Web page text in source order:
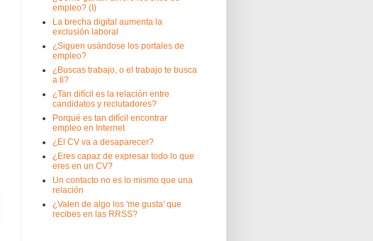
empleo? (I)
La brecha digital aumenta la
exclusión laboral
¿Siguen usándose los portales de
empleo?
¿Buscas trabajo, o el trabajo te busca
a ti?
¿Tan difícil es la relación entre
candidatos y reclutadores?
Porqué es tan difícil encontrar
empleo en Internet
¿El CV va a desaparecer?
¿Eres capaz de expresar todo lo que
eres en un CV?
Un contacto no es lo mismo que una
relación
¿Valen de algo los 'me gusta' que
recibes en las RRSS?